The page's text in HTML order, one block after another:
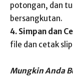
potongan, dan
bersangkutan.
4. Simpan dan
file dan cetak
Mungkin Anda